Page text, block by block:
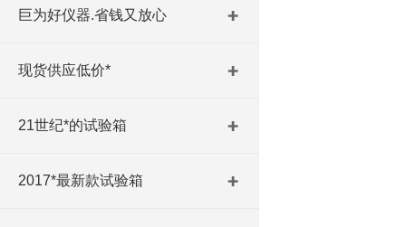
巨为好仪器.省钱又放心
现货供应低价*
21世纪*的试验箱
2017*最新款试验箱